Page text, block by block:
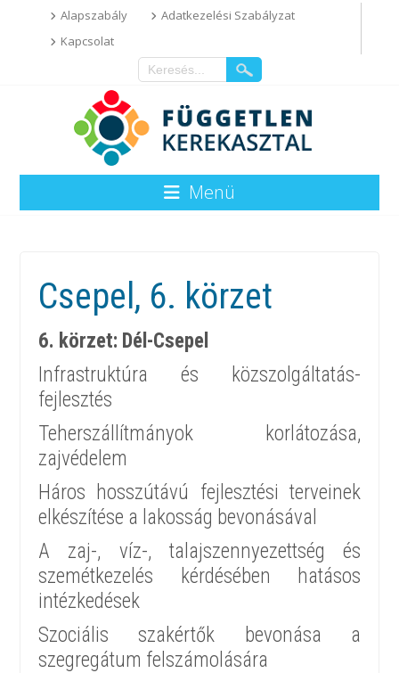
Alapszabály
Adatkezelési Szabályzat
Kapcsolat
Menü
Csepel, 6. körzet
6. körzet: Dél-Csepel
Infrastruktúra és közszolgáltatás-
fejlesztés
Teherszállítmányok korlátozása,
zajvédelem
Háros hosszútávú fejlesztési terveinek
elkészítése a lakosság bevonásával
A zaj-, víz-, talajszennyezettség és
szemétkezelés kérdésében hatásos
intézkedések
Szociális szakértők bevonása a
szegregátum felszámolására